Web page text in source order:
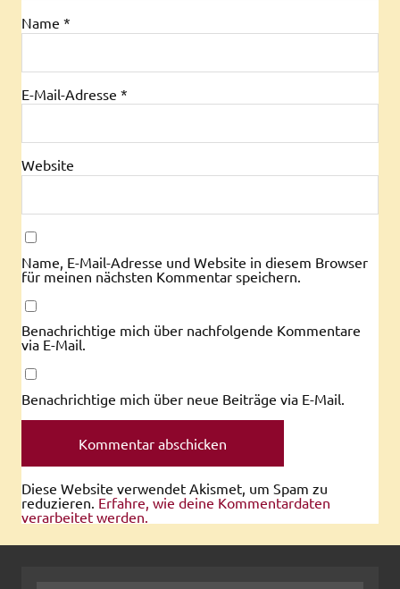
Name *
E-Mail-Adresse *
Website
Name, E-Mail-Adresse und Website in diesem Browser
für meinen nächsten Kommentar speichern.
Benachrichtige mich über nachfolgende Kommentare
via E-Mail.
Benachrichtige mich über neue Beiträge via E-Mail.
Diese Website verwendet Akismet, um Spam zu
reduzieren. Erfahre, wie deine Kommentardaten
verarbeitet werden.